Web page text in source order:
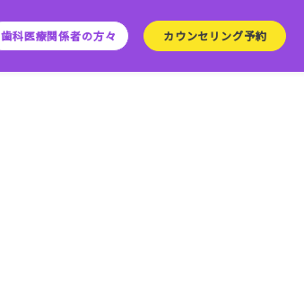
歯科医療関係者の方々 カウンセリング予約